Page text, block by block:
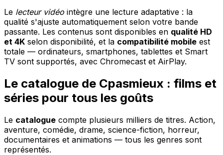
Le lecteur vidéo intègre une lecture adaptative : la
qualité s'ajuste automatiquement selon votre bande
passante. Les contenus sont disponibles en qualité HD
et 4K selon disponibilité, et la compatibilité mobile est
totale — ordinateurs, smartphones, tablettes et Smart
TV sont supportés, avec Chromecast et AirPlay.
Le catalogue de Cpasmieux : films et
séries pour tous les goûts
Le catalogue compte plusieurs milliers de titres. Action,
aventure, comédie, drame, science-fiction, horreur,
documentaires et animations — tous les genres sont
représentés.